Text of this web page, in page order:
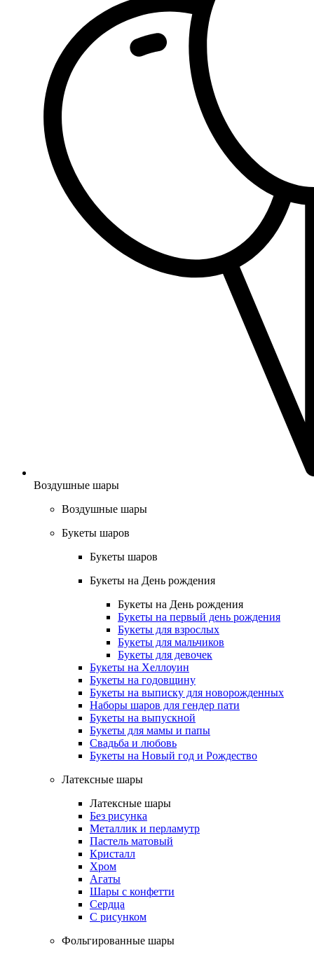
Воздушные шары
Воздушные шары
Букеты шаров
Букеты шаров
Букеты на День рождения
Букеты на День рождения
Букеты на первый день рождения
Букеты для взрослых
Букеты для мальчиков
Букеты для девочек
Букеты на Хеллоуин
Букеты на годовщину
Букеты на выписку для новорожденных
Наборы шаров для гендер пати
Букеты на выпускной
Букеты для мамы и папы
Свадьба и любовь
Букеты на Новый год и Рождество
Латексные шары
Латексные шары
Без рисунка
Металлик и перламутр
Пастель матовый
Кристалл
Хром
Агаты
Шары с конфетти
Сердца
С рисунком
Фольгированные шары